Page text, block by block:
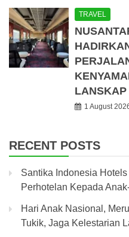
TRAVEL
LANSKAP
1 August
RECENT POSTS
Santika Indonesia
Perhotelan Kepada
Hari Anak Nasional,
Tukik, Jaga Kelestarian